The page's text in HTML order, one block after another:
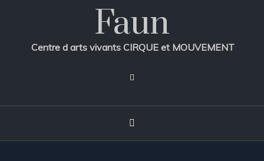
Faun
Centre d arts vivants CIRQUE et MOUVEMENT